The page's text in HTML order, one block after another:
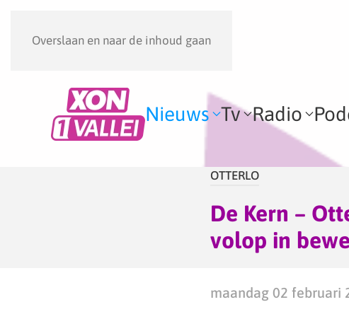
Overslaan en naar de inhoud gaan
Nieuws Tv Radio
OTTERLO
De Kern –
volop in
maandag 02 februari